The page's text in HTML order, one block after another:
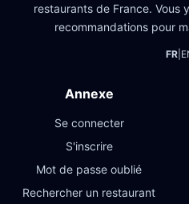
restaurants de France. Vous
recommandations pour
FR|
Annexe
Se connecter
S'inscrire
Mot de passe oublié
Rechercher un restaurant